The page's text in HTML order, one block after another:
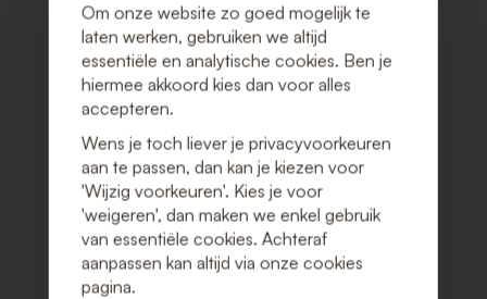
Om onze website zo goed mogelijk te
laten werken, gebruiken we altijd
essentiële en analytische cookies. Ben je
hiermee akkoord kies dan voor alles
accepteren.
Wens je toch liever je privacyvoorkeuren
aan te passen, dan kan je kiezen voor
'Wijzig voorkeuren'. Kies je voor
'weigeren', dan maken we enkel gebruik
van essentiële cookies. Achteraf
aanpassen kan altijd via onze cookies
pagina.